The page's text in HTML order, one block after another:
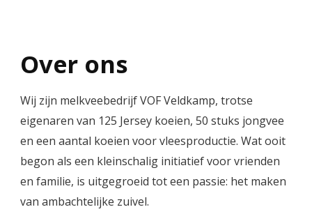
Over ons
Wij zijn melkveebedrijf VOF Veldkamp, trotse
eigenaren van 125 Jersey koeien, 50 stuks jongvee
en een aantal koeien voor vleesproductie. Wat ooit
begon als een kleinschalig initiatief voor vrienden
en familie, is uitgegroeid tot een passie: het maken
van ambachtelijke zuivel.